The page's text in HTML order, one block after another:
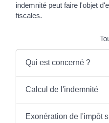
indemnité peut faire l'objet
fiscales.
Qui est concerné ?
Calcul de l'indemnité
Exonération de l'impôt